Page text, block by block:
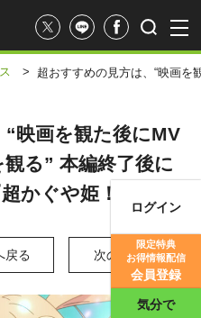
価
ログイン
限定特典
お得情報配信
会員登録
気分で
> 超おすすめの見方は、“映画
映画を観た後にMV
る” 本編終了後に
かぐや姫！』
戻る 次の写真 >